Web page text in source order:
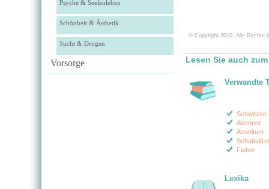
Psyche & Seelenleben
Schönheit & Ästhetik
Sucht & Drogen
Vorsorge
© Copyright 2010. Alle Rechte
Lesen Sie auch
Verwandte
Schwitzen
Atemnot
Aconitum
Fieber
Lexika